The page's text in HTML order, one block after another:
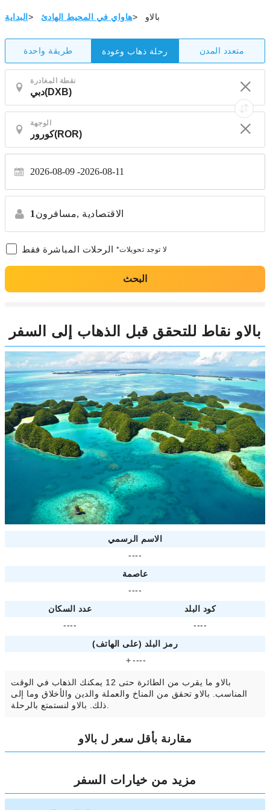
البداية > هاواي في المحيط الهادئ> بالاو
طريقة واحدة رحلة ذهاب وعودة متعدد المدن
نقطة المغادرة
الوجهة
2026-08-09 2026-08-11
1 مسافرون, الاقتصادية
الرحلات المباشرة فقط *لا توجد تحويلات
البحث
بالاو نقاط للتحقق قبل الذهاب إلى السفر
الاسم الرسمي
----
عاصمة
----
عدد السكان
كود البلد
----
----
رمز البلد (على الهاتف)
＋----
بالاو ما يقرب من الطائرة حتى 12 يمكنك الذهاب في الوقت
المناسب. بالاو تحقق من المناخ والعملة والدين والأخلاق وما إلى
مقارنة بأقل سعر ل بالاو
مزيد من خيارات السفر